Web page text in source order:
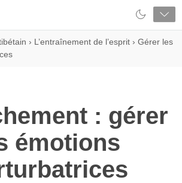
› L’entraînement de l’esprit › Gérer les
: gérer
émotions